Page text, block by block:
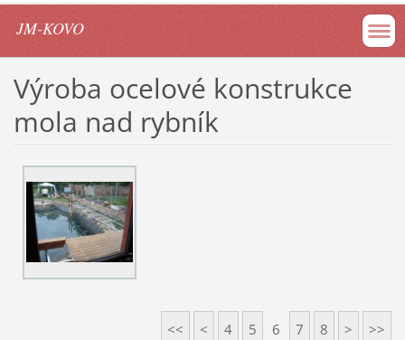
JM-KOVO
Výroba ocelové konstrukce
mola nad rybník
<< < 4 5 6 7 8 > >>